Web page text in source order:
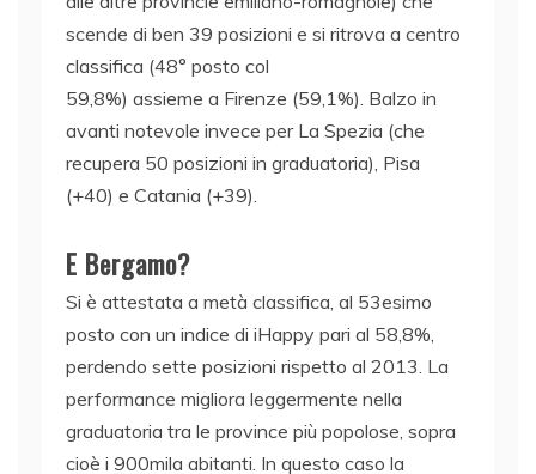
scende di ben 39 posizioni e si ritrova a centro
classifica (48° posto col
59,8%) assieme a Firenze (59,1%). Balzo in
avanti notevole invece per La Spezia (che
recupera 50 posizioni in graduatoria), Pisa
(+40) e Catania (+39).
E Bergamo?
Si è attestata a metà classifica, al 53esimo
posto con un indice di iHappy pari al 58,8%,
perdendo sette posizioni rispetto al 2013. La
performance migliora leggermente nella
graduatoria tra le province più popolose, sopra
cioè i 900mila abitanti. In questo caso la